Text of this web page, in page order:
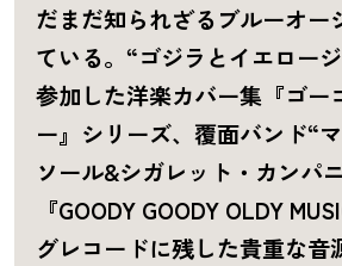
だまだ知られざるブルーオー
ている。“ゴジラとイエロー
参加した洋楽カバー集『ゴー
ー』シリーズ、覆面バンド“
ソール&シガレット・カンパ
『GOODY GOODY OLDY
グレコードに残した貴重な音